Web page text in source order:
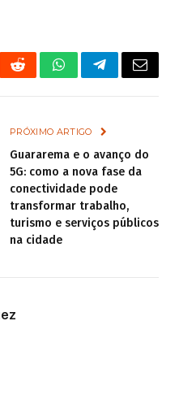
RedditWhatsAppTelegramEmail
PRÓXIMO ARTIGO
Guararema e o avanço do
5G: como a nova fase da
conectividade pode
transformar trabalho,
turismo e serviços públicos
na cidade